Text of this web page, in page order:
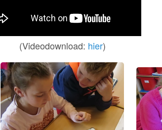
(Videodownload: hier)